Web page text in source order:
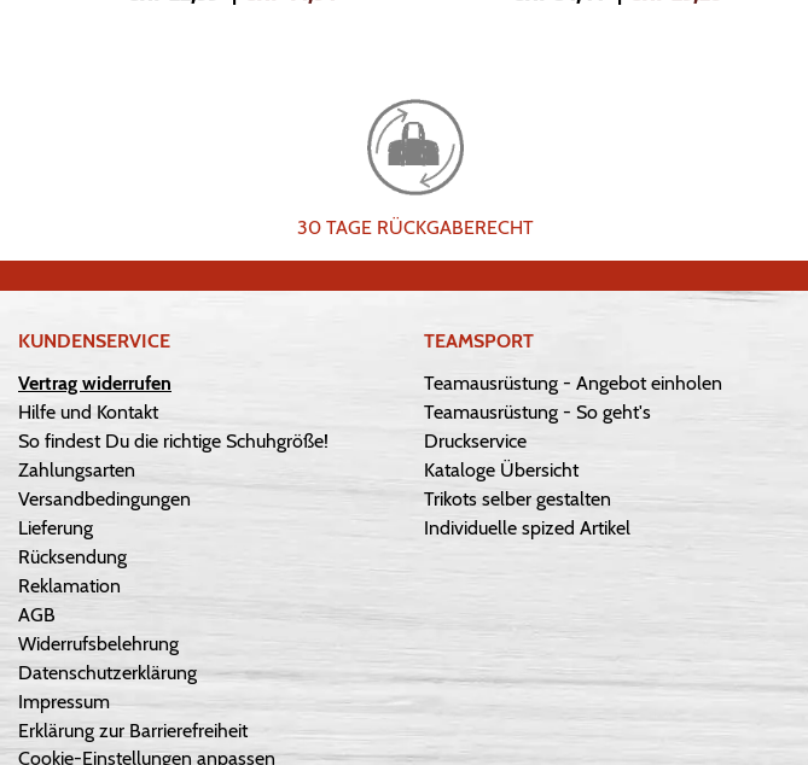
30 TAGE RÜCKGABERECHT
KUNDENSERVICE
Vertrag widerrufen
Hilfe und Kontakt
So findest Du die richtige Schuhgröße!
Zahlungsarten
Versandbedingungen
Lieferung
Rücksendung
Reklamation
AGB
Widerrufsbelehrung
Datenschutzerklärung
Impressum
Erklärung zur Barrierefreiheit
Cookie-Einstellungen anpassen
TEAMSPORT
Teamausrüstung - Angebot einholen
Teamausrüstung - So geht's
Druckservice
Kataloge Übersicht
Trikots selber gestalten
Individuelle spized Artikel